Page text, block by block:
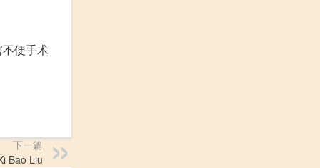
便手术
下一篇
Bao Liu